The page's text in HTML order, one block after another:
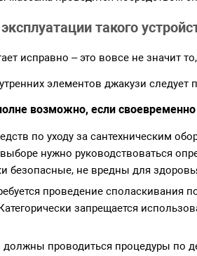
такого
исправно – это вовсе не значит
элементов джакузи
возможно, если
по уходу за сантехническим
нужно руководствоваться
безопасные, не вредны для
проведение
запрещается
проводиться процедуры по